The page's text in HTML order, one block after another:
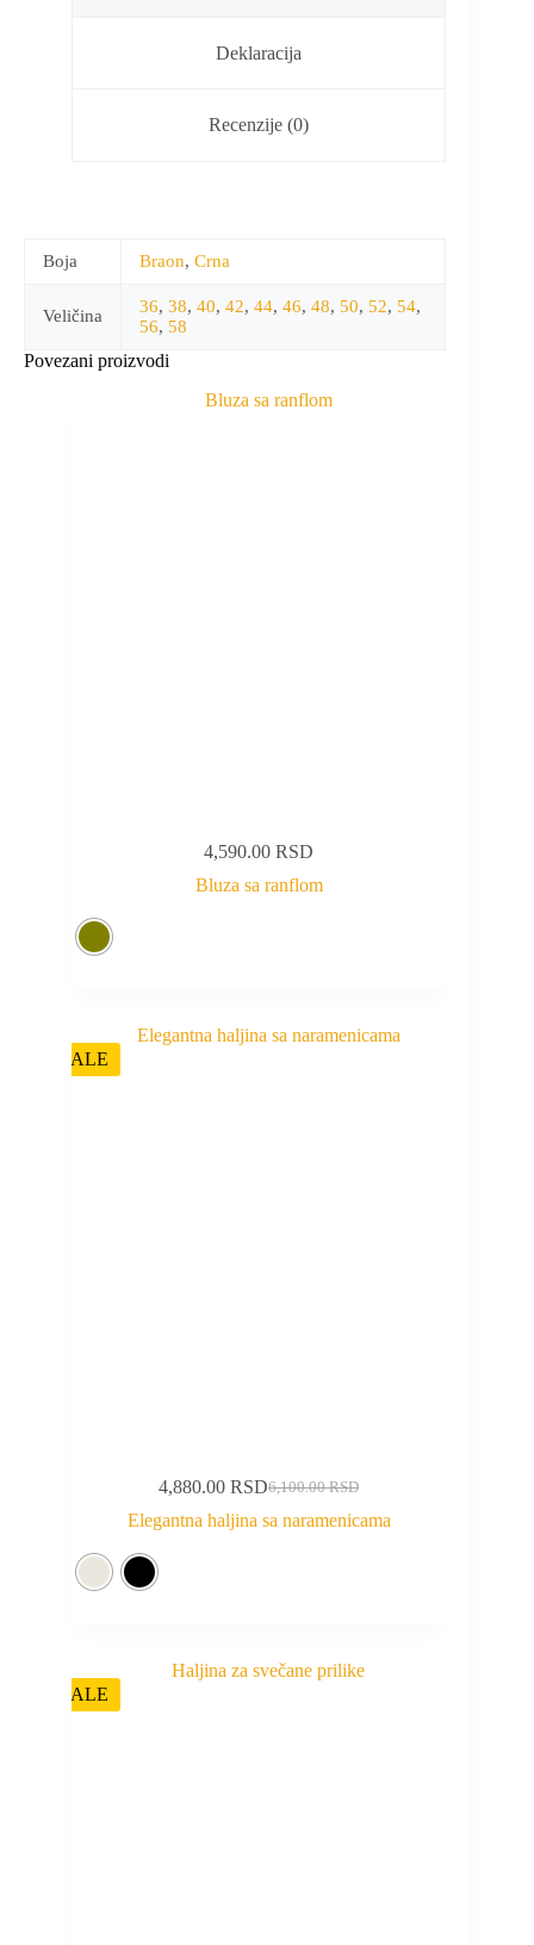
Deklaracija
Recenzije (0)
Boja Braon, Crna
Veličina 36, 38, 40, 42, 44, 46, 48, 50, 52, 54,
56, 58
Povezani proizvodi
4,590.00RSD
Bluza sa ranflom
SALE
6,100.00RSD
4,880.00RSD
Elegantna haljina sa naramenicama
SALE